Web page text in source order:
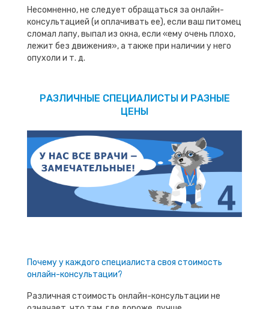
Несомненно, не следует обращаться за онлайн-
консультацией (и оплачивать ее), если ваш питомец
сломал лапу, выпал из окна, если «ему очень плохо,
лежит без движения», а также при наличии у него
опухоли и т. д.
РАЗЛИЧНЫЕ СПЕЦИАЛИСТЫ И РАЗНЫЕ
ЦЕНЫ
Почему у каждого специалиста своя стоимость
онлайн-консультации?
Различная стоимость онлайн-консультации не